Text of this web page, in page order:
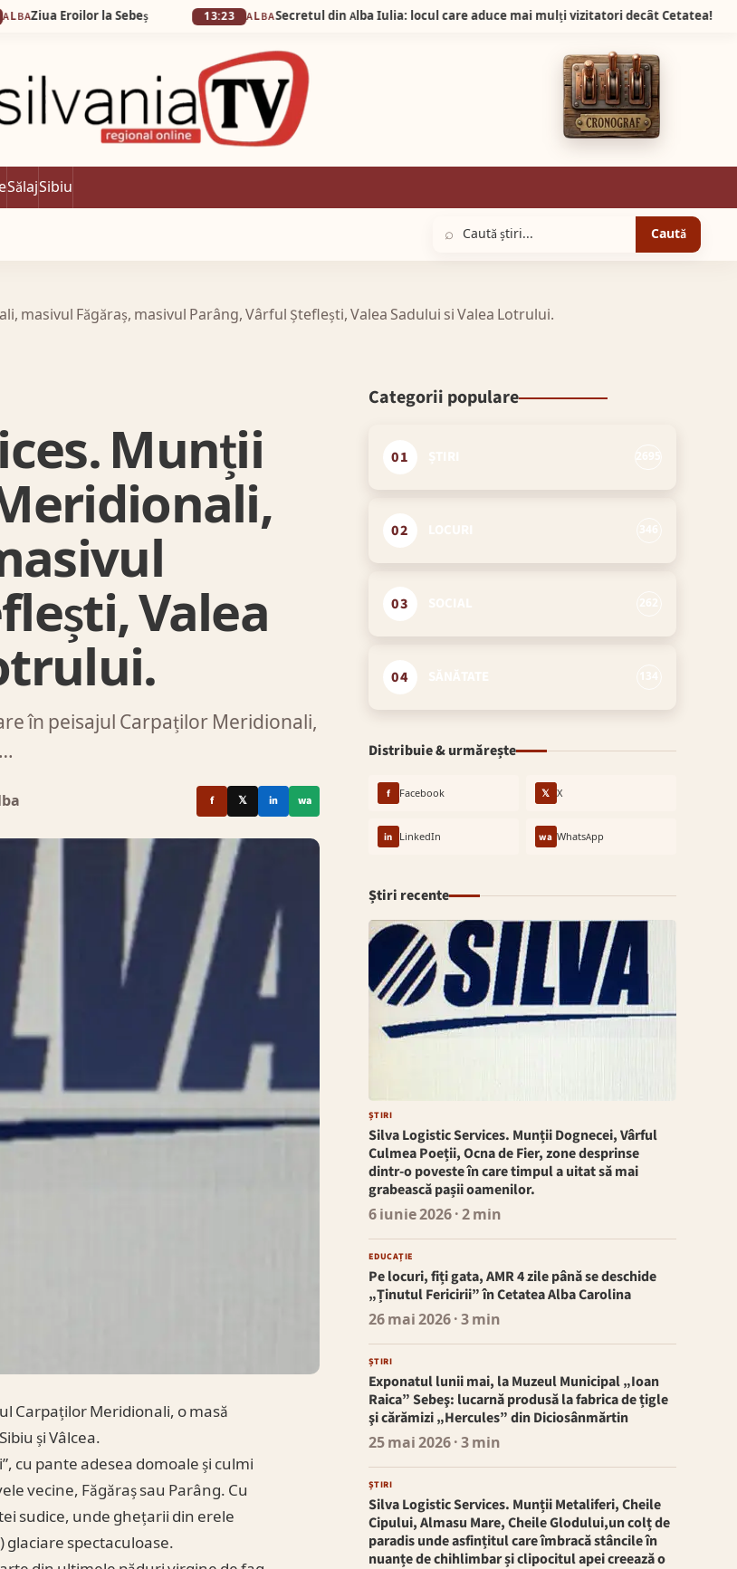
Eroilor la Sebeș 13:23 ALBASecretul din Alba Iulia: locul care aduce mai mulți vizitatori decât Cetatea!
SălajSibiu
⌕ Caută
masivul Făgăraș, masivul Parâng, Vârful Șteflești, Valea Sadului si Valea Lotrului.
Munții
Valea
în peisajul Carpaților Meridionali,
f 𝕏 in wa
Carpaților Meridionali, o masă
și Vâlcea.
cu pante adesea domoale și culmi
vecine, Făgăraș sau Parâng. Cu
sudice, unde ghețarii din erele
glaciare spectaculoase.
Categorii populare
01
02
03
04
Distribuie & urmărește
f Facebook 𝕏 X
in LinkedIn wa WhatsApp
Știri recente
ȘTIRI
Silva Logistic Services. Munții Dognecei, Vârful
Culmea Poeții, Ocna de Fier, zone desprinse
dintr-o poveste în care timpul a uitat să mai
grabească pașii oamenilor.
6 iunie 2026· 2 min
EDUCAȚIE
Pe locuri, fiți gata, AMR 4 zile până se deschide
„Ținutul Fericirii” în Cetatea Alba Carolina
26 mai 2026· 3 min
ȘTIRI
Exponatul lunii mai, la Muzeul Municipal „Ioan
Raica” Sebeş: lucarnă produsă la fabrica de țigle
şi cărămizi „Hercules” din Diciosânmărtin
25 mai 2026· 3 min
ȘTIRI
Silva Logistic Services. Munții Metaliferi, Cheile
Cipului, Almasu Mare, Cheile Glodului,un colț de
paradis unde asfințitul care îmbracă stâncile în
nuanțe de chihlimbar și clipocitul apei creează o